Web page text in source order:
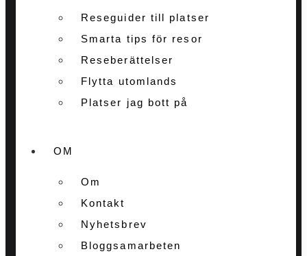
Reseguider till platser
Smarta tips för resor
Reseberättelser
Flytta utomlands
Platser jag bott på
OM
Om
Kontakt
Nyhetsbrev
Bloggsamarbeten